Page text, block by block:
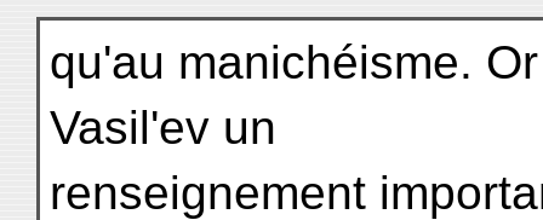
qu'au manichéisme.
Vasil'ev un
renseignement